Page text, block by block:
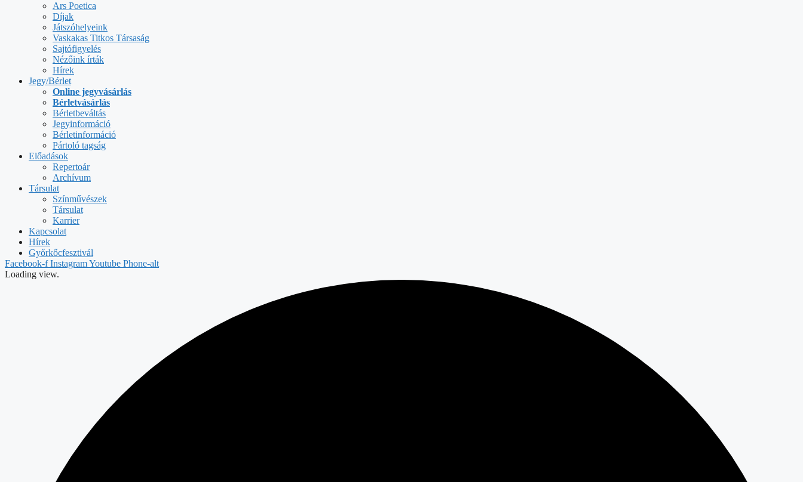
Ars Poetica
Díjak
Játszóhelyeink
Vaskakas Titkos Társaság
Sajtófigyelés
Nézőink írták
Hírek
Jegy/Bérlet
Online jegyvásárlás
Bérletvásárlás
Bérletbeváltás
Jegyinformáció
Bérletinformáció
Pártoló tagság
Előadások
Repertoár
Archívum
Társulat
Színművészek
Társulat
Karrier
Kapcsolat
Hírek
Győrkőcfesztivál
Facebook-f InstagramYoutube Phone-alt
Loading view.